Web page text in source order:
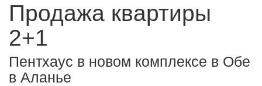
Продажа квартиры
2+1
Пентхаус в новом комплексе в Обе
в Аланье